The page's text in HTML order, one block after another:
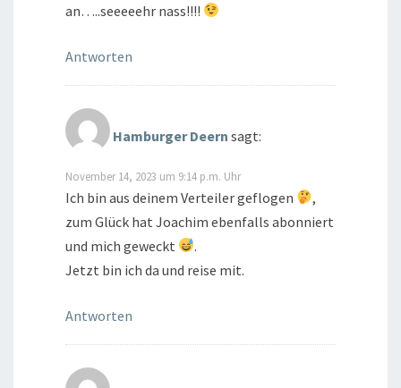
an…..seeeeehr nass!!!!
Antworten
Hamburger Deern sagt:
November 14, 2023 um 9:14 p.m. Uhr
Ich bin aus deinem Verteiler geflogen
,
zum Glück hat Joachim ebenfalls abonniert
und mich geweckt
.
Jetzt bin ich da und reise mit.
Antworten